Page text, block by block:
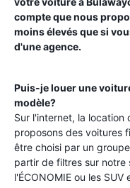
compte que nous
moins élevés que si
d'une agence.
Puis-je louer une
modèle?
Sur l'internet, la location
proposons des voitures
être choisi par un
partir de filtres sur notre
l'ÉCONOMIE ou les